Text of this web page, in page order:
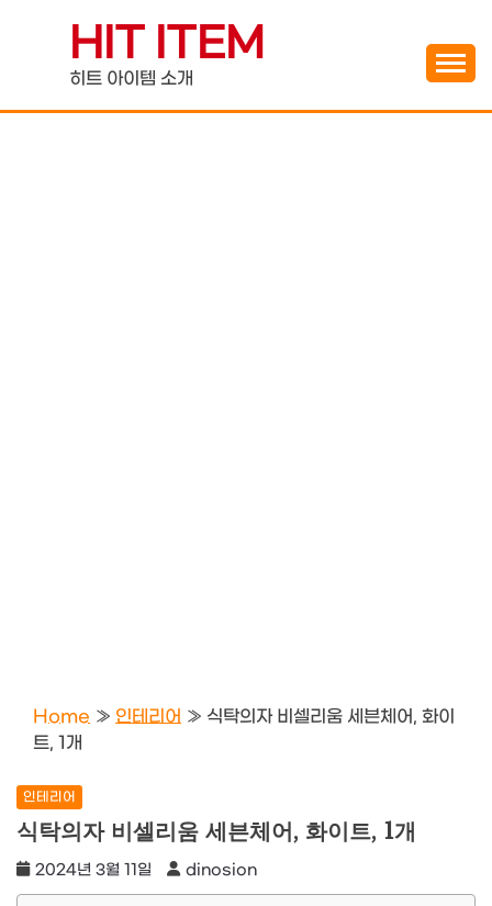
contentHIT ITEM
히트 아이템 소개
Home » 인테리어 » 식탁의자 비셀리움 세븐체어, 화이
트, 1개
인테리어
식탁의자 비셀리움 세븐체어, 화이트, 1개
2024년 3월 11일 dinosion